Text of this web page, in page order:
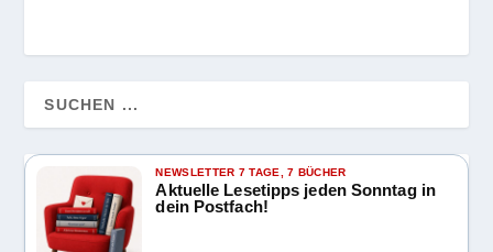
NEWSLETTER 7 TAGE, 7 BÜCHER
Aktuelle Lesetipps jeden Sonntag in
dein Postfach!